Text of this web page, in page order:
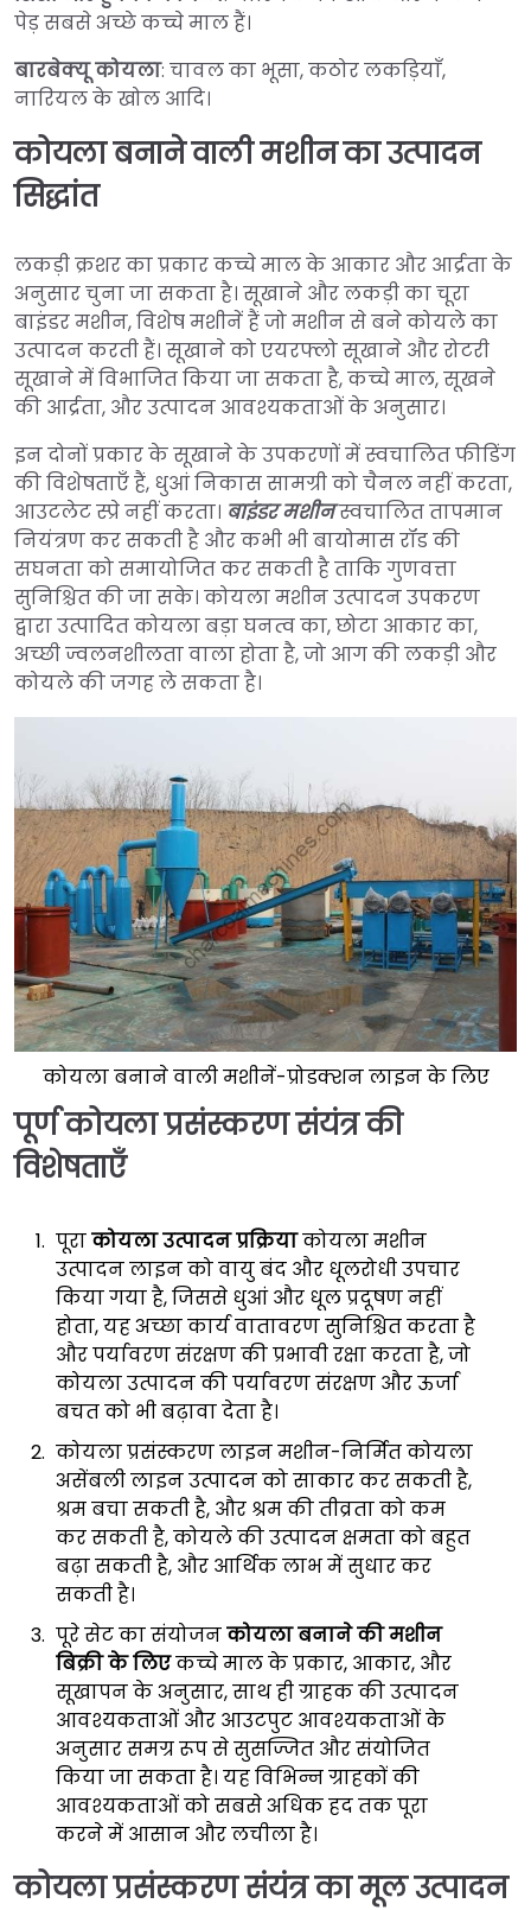
पेड़ सबसे अच्छे कच्चे माल हैं।
बारबेक्यू कोयला: चावल का भूसा, कठोर लकड़ियाँ,
नारियल के खोल आदि।
कोयला बनाने वाली मशीन का उत्पादन
सिद्धांत
लकड़ी क्रशर का प्रकार कच्चे माल के आकार और आर्द्रता के
अनुसार चुना जा सकता है। सूखाने और लकड़ी का चूरा
बाइंडर मशीन, विशेष मशीनें हैं जो मशीन से बने कोयले का
उत्पादन करती हैं। सूखाने को एयरफ्लो सूखाने और रोटरी
सूखाने में विभाजित किया जा सकता है, कच्चे माल, सूखने
की आर्द्रता, और उत्पादन आवश्यकताओं के अनुसार।
इन दोनों प्रकार के सूखाने के उपकरणों में स्वचालित फीडिंग
की विशेषताएँ हैं, धुआं निकास सामग्री को चैनल नहीं करता,
आउटलेट स्प्रे नहीं करता। बाइंडर मशीनस्वचालित तापमान
नियंत्रण कर सकती है और कभी भी बायोमास रॉड की
सघनता को समायोजित कर सकती है ताकि गुणवत्ता
सुनिश्चित की जा सके। कोयला मशीन उत्पादन उपकरण
द्वारा उत्पादित कोयला बड़ा घनत्व का, छोटा आकार का,
अच्छी ज्वलनशीलता वाला होता है, जो आग की लकड़ी और
कोयले की जगह ले सकता है।
कोयला बनाने वाली मशीनें-प्रोडक्शन लाइन के लिए
पूर्ण कोयला प्रसंस्करण संयंत्र की
विशेषताएँ
पूराकोयला उत्पादन प्रक्रियाकोयला मशीन
उत्पादन लाइन को वायु बंद और धूलरोधी उपचार
किया गया है, जिससे धुआं और धूल प्रदूषण नहीं
होता, यह अच्छा कार्य वातावरण सुनिश्चित करता है
और पर्यावरण संरक्षण की प्रभावी रक्षा करता है, जो
कोयला उत्पादन की पर्यावरण संरक्षण और ऊर्जा
बचत को भी बढ़ावा देता है।
कोयला प्रसंस्करण लाइन मशीन-निर्मित कोयला
असेंबली लाइन उत्पादन को साकार कर सकती है,
श्रम बचा सकती है, और श्रम की तीव्रता को कम
कर सकती है, कोयले की उत्पादन क्षमता को बहुत
बढ़ा सकती है, और आर्थिक लाभ में सुधार कर
सकती है।
पूरे सेट का संयोजनकोयला बनाने की मशीन
बिक्री के लिएकच्चे माल के प्रकार, आकार, और
सूखापन के अनुसार, साथ ही ग्राहक की उत्पादन
आवश्यकताओं और आउटपुट आवश्यकताओं के
अनुसार समग्र रूप से सुसज्जित और संयोजित
किया जा सकता है। यह विभिन्न ग्राहकों की
आवश्यकताओं को सबसे अधिक हद तक पूरा
करने में आसान और लचीला है।
कोयला प्रसंस्करण संयंत्र का मूल उत्पादन